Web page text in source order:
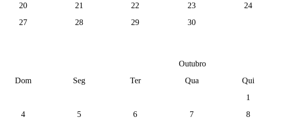
20
21 22 23 24
27
28 29 30
Outubro
Dom
Seg Ter Qua Qui
1
4
5 6 7 8